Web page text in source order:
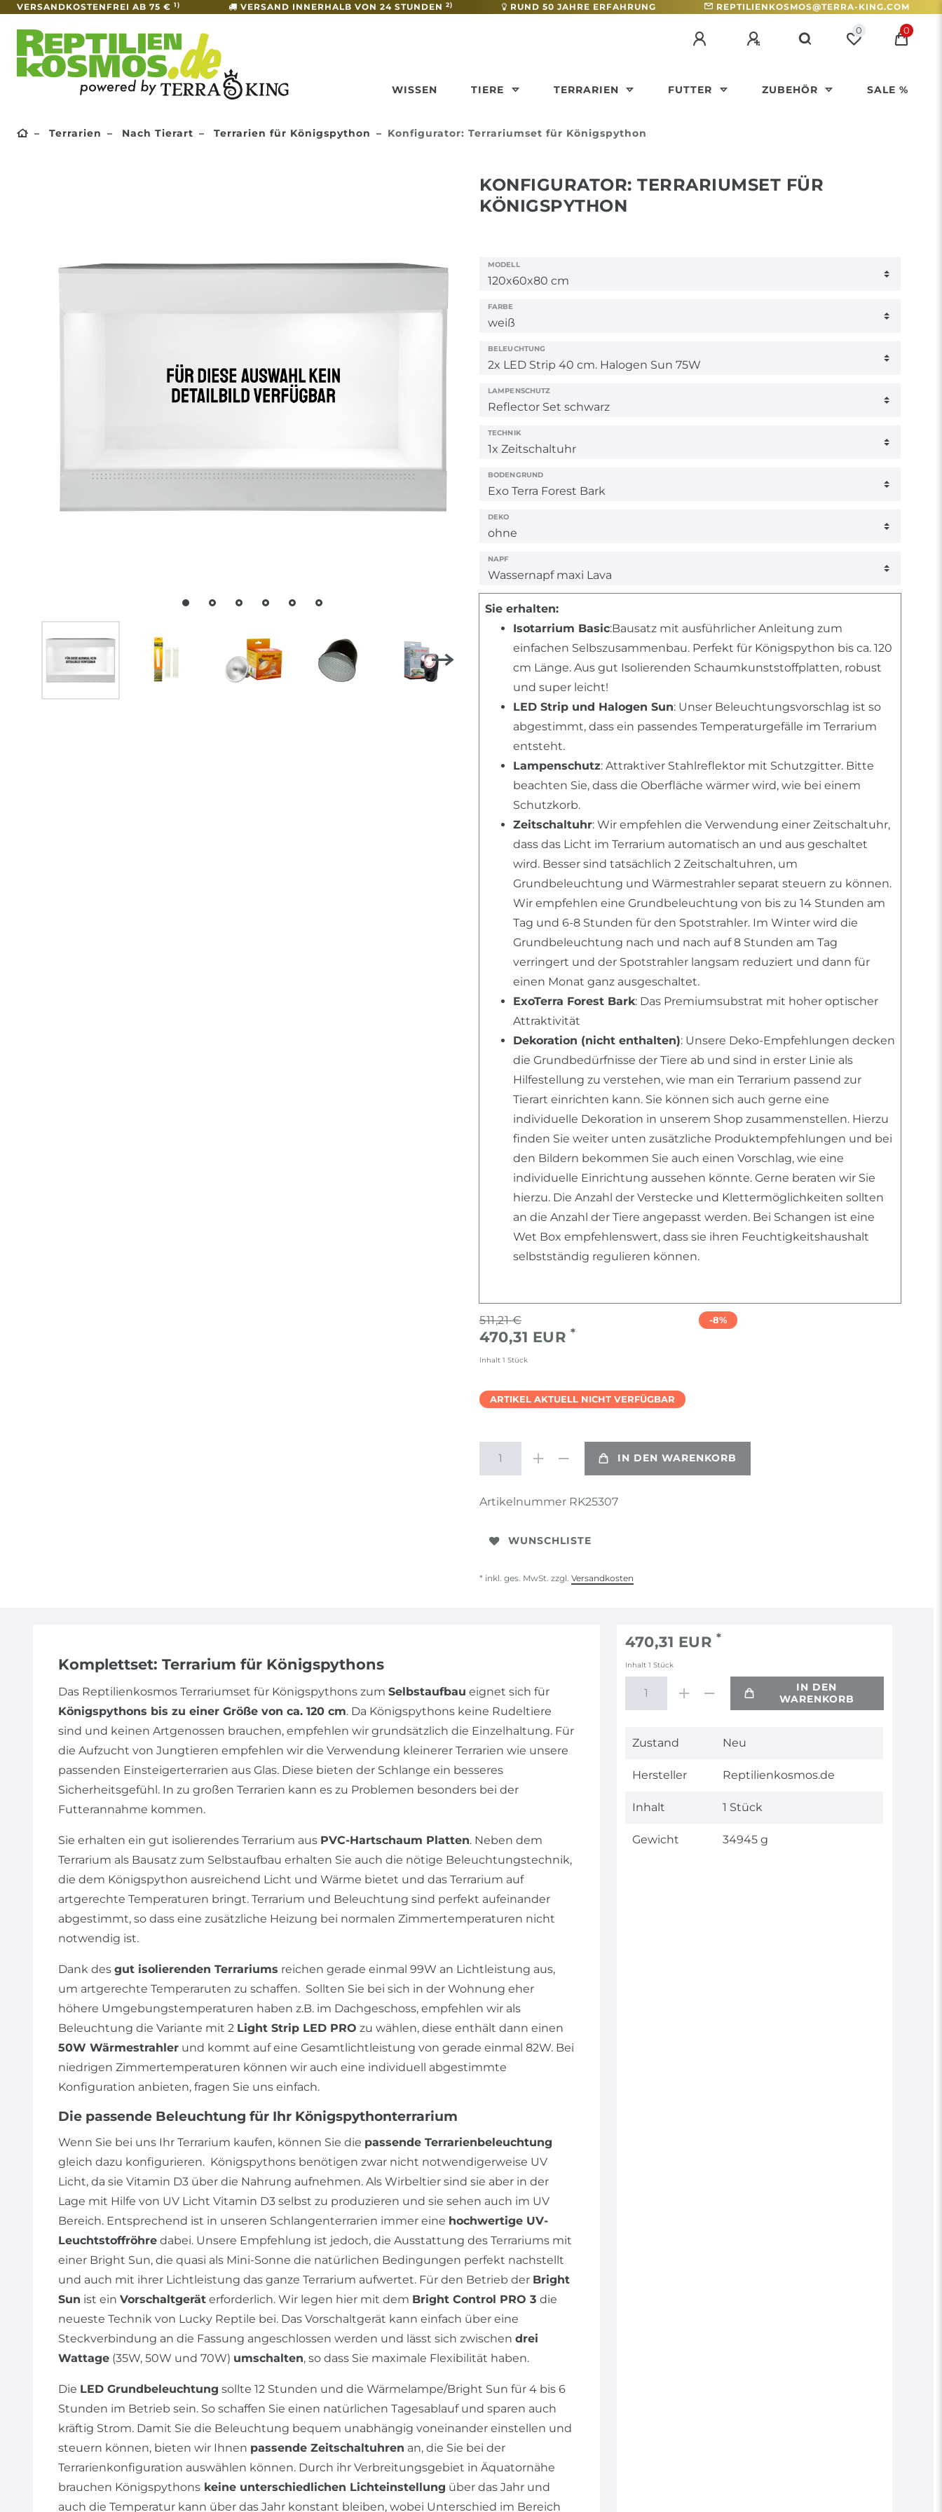
VERSANDKOSTENFREI AB 75 € 1) VERSAND INNERHALB VON 24 STUNDEN 2) RUND 50 JAHRE ERFAHRUNG REPTILIENKOSMOS@TERRA-KING.COM
0 0
WISSEN TIERE TERRARIEN FUTTER ZUBEHÖR SALE %
Terrarien Nach Tierart Terrarien für Königspython Konfigurator: Terrariumset für Königspython
KONFIGURATOR: TERRARIUMSET FÜR
KÖNIGSPYTHON
MODELL
FARBE
BELEUCHTUNG
LAMPENSCHUTZ
TECHNIK
BODENGRUND
DEKO
NAPF
Sie erhalten:
Isotarrium Basic:Bausatz mit ausführlicher Anleitung zum
einfachen Selbszusammenbau. Perfekt für Königspython bis ca. 120
cm Länge. Aus gut Isolierenden Schaumkunststoffplatten, robust
und super leicht!
LED Strip und Halogen Sun: Unser Beleuchtungsvorschlag ist so
abgestimmt, dass ein passendes Temperaturgefälle im Terrarium
entsteht.
Lampenschutz: Attraktiver Stahlreflektor mit Schutzgitter. Bitte
beachten Sie, dass die Oberfläche wärmer wird, wie bei einem
Schutzkorb.
Zeitschaltuhr: Wir empfehlen die Verwendung einer Zeitschaltuhr,
dass das Licht im Terrarium automatisch an und aus geschaltet
wird. Besser sind tatsächlich 2 Zeitschaltuhren, um
Grundbeleuchtung und Wärmestrahler separat steuern zu können.
Wir empfehlen eine Grundbeleuchtung von bis zu 14 Stunden am
Tag und 6-8 Stunden für den Spotstrahler. Im Winter wird die
Grundbeleuchtung nach und nach auf 8 Stunden am Tag
verringert und der Spotstrahler langsam reduziert und dann für
einen Monat ganz ausgeschaltet.
ExoTerra Forest Bark: Das Premiumsubstrat mit hoher optischer
Attraktivität
Dekoration (nicht enthalten): Unsere Deko-Empfehlungen decken
die Grundbedürfnisse der Tiere ab und sind in erster Linie als
Hilfestellung zu verstehen, wie man ein Terrarium passend zur
Tierart einrichten kann. Sie können sich auch gerne eine
individuelle Dekoration in unserem Shop zusammenstellen. Hierzu
finden Sie weiter unten zusätzliche Produktempfehlungen und bei
den Bildern bekommen Sie auch einen Vorschlag, wie eine
individuelle Einrichtung aussehen könnte. Gerne beraten wir Sie
hierzu. Die Anzahl der Verstecke und Klettermöglichkeiten sollten
an die Anzahl der Tiere angepasst werden. Bei Schangen ist eine
Wet Box empfehlenswert, dass sie ihren Feuchtigkeitshaushalt
selbstständig regulieren können.
511,21 €
470,31 EUR *
Inhalt 1 Stück
-8%
ARTIKEL AKTUELL NICHT VERFÜGBAR
IN DEN WARENKORB
Artikelnummer RK25307
WUNSCHLISTE
* inkl. ges. MwSt. zzgl. Versandkosten
Komplettset: Terrarium für Königspythons
Das Reptilienkosmos Terrariumset für Königspythons zum Selbstaufbau eignet sich für
Königspythons bis zu einer Größe von ca. 120 cm. Da Königspythons keine Rudeltiere
sind und keinen Artgenossen brauchen, empfehlen wir grundsätzlich die Einzelhaltung. Für
die Aufzucht von Jungtieren empfehlen wir die Verwendung kleinerer Terrarien wie unsere
passenden Einsteigerterrarien aus Glas. Diese bieten der Schlange ein besseres
Sicherheitsgefühl. In zu großen Terrarien kann es zu Problemen besonders bei der
Futterannahme kommen.
Sie erhalten ein gut isolierendes Terrarium aus PVC-Hartschaum Platten. Neben dem
Terrarium als Bausatz zum Selbstaufbau erhalten Sie auch die nötige Beleuchtungstechnik,
die dem Königspython ausreichend Licht und Wärme bietet und das Terrarium auf
artgerechte Temperaturen bringt. Terrarium und Beleuchtung sind perfekt aufeinander
abgestimmt, so dass eine zusätzliche Heizung bei normalen Zimmertemperaturen nicht
notwendig ist.
Dank des gut isolierenden Terrariums reichen gerade einmal 99W an Lichtleistung aus,
um artgerechte Temperaruten zu schaffen. Sollten Sie bei sich in der Wohnung eher
höhere Umgebungstemperaturen haben z.B. im Dachgeschoss, empfehlen wir als
Beleuchtung die Variante mit 2 Light Strip LED PRO zu wählen, diese enthält dann einen
50W Wärmestrahler und kommt auf eine Gesamtlichtleistung von gerade einmal 82W. Bei
niedrigen Zimmertemperaturen können wir auch eine individuell abgestimmte
Konfiguration anbieten, fragen Sie uns einfach.
Die passende Beleuchtung für Ihr Königspythonterrarium
Wenn Sie bei uns Ihr Terrarium kaufen, können Sie die passende Terrarienbeleuchtung
gleich dazu konfigurieren. Königspythons benötigen zwar nicht notwendigerweise UV
Licht, da sie Vitamin D3 über die Nahrung aufnehmen. Als Wirbeltier sind sie aber in der
Lage mit Hilfe von UV Licht Vitamin D3 selbst zu produzieren und sie sehen auch im UV
Bereich. Entsprechend ist in unseren Schlangenterrarien immer eine hochwertige UV-
Leuchtstoffröhre dabei. Unsere Empfehlung ist jedoch, die Ausstattung des Terrariums mit
einer Bright Sun, die quasi als Mini-Sonne die natürlichen Bedingungen perfekt nachstellt
und auch mit ihrer Lichtleistung das ganze Terrarium aufwertet. Für den Betrieb der Bright
Sun ist ein Vorschaltgerät erforderlich. Wir legen hier mit dem Bright Control PRO 3 die
neueste Technik von Lucky Reptile bei. Das Vorschaltgerät kann einfach über eine
Steckverbindung an die Fassung angeschlossen werden und lässt sich zwischen drei
Wattage (35W, 50W und 70W) umschalten, so dass Sie maximale Flexibilität haben.
Die LED Grundbeleuchtung sollte 12 Stunden und die Wärmelampe/Bright Sun für 4 bis 6
Stunden im Betrieb sein. So schaffen Sie einen natürlichen Tagesablauf und sparen auch
kräftig Strom. Damit Sie die Beleuchtung bequem unabhängig voneinander einstellen und
steuern können, bieten wir Ihnen passende Zeitschaltuhren an, die Sie bei der
Terrarienkonfiguration auswählen können. Durch ihr Verbreitungsgebiet in Äquatornähe
brauchen Königspythons keine unterschiedlichen Lichteinstellung über das Jahr und
auch die Temperatur kann über das Jahr konstant bleiben, wobei Unterschied im Bereich
470,31 EUR *
Inhalt1Stück
IN DEN
WARENKORB
Technisches
Wert
Zustand Neu
Hersteller Reptilienkosmos.de
Inhalt 1 Stück
Gewicht 34945 g